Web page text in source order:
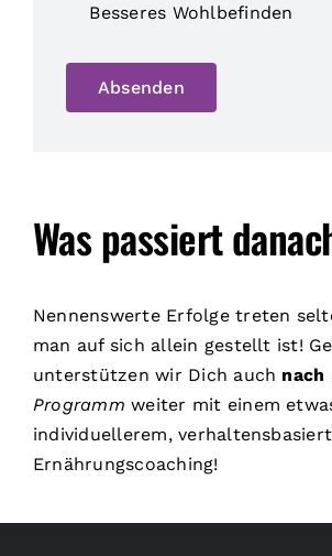
Besseres Wohlbefinden
Absenden
Was passiert
Nennenswerte Erfolge treten
man auf sich allein gestellt ist!
unterstützen wir Dich auch nach
Programm weiter mit einem
individuellerem,
Ernährungscoaching!